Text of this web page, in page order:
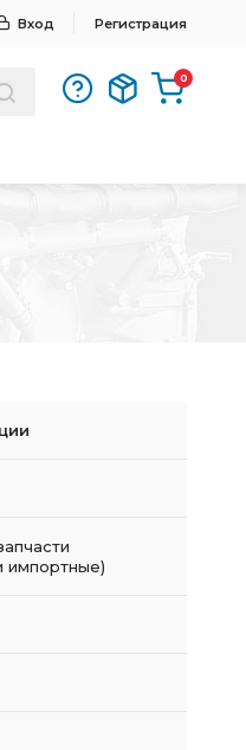
Вход Регистрация
0
импортные)